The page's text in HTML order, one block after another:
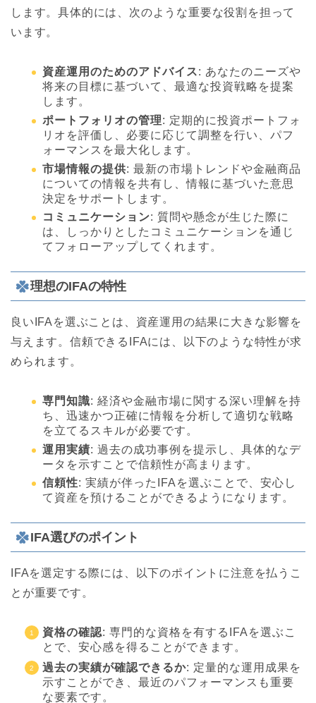
します。具体的には、次のような重要な役割を担って
います。
資産運用のためのアドバイス: あなたのニーズや
将来の目標に基づいて、最適な投資戦略を提案
します。
ポートフォリオの管理: 定期的に投資ポートフォ
リオを評価し、必要に応じて調整を行い、パフ
ォーマンスを最大化します。
市場情報の提供: 最新の市場トレンドや金融商品
についての情報を共有し、情報に基づいた意思
決定をサポートします。
コミュニケーション: 質問や懸念が生じた際に
は、しっかりとしたコミュニケーションを通じ
てフォローアップしてくれます。
理想のIFAの特性
良いIFAを選ぶことは、資産運用の結果に大きな影響を
与えます。信頼できるIFAには、以下のような特性が求
められます。
専門知識: 経済や金融市場に関する深い理解を持
ち、迅速かつ正確に情報を分析して適切な戦略
を立てるスキルが必要です。
運用実績: 過去の成功事例を提示し、具体的なデ
ータを示すことで信頼性が高まります。
信頼性: 実績が伴ったIFAを選ぶことで、安心し
て資産を預けることができるようになります。
IFA選びのポイント
IFAを選定する際には、以下のポイントに注意を払うこ
とが重要です。
資格の確認: 専門的な資格を有するIFAを選ぶこ
とで、安心感を得ることができます。
過去の実績が確認できるか: 定量的な運用成果を
示すことができ、最近のパフォーマンスも重要
な要素です。